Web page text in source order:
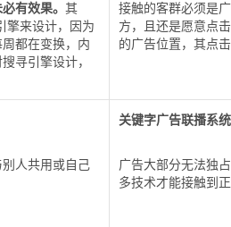
有效果。 其
擎来设计，因为
都在变换，内
寻引擎设计，
接触的客群必须是
方，且还是愿意点
的广告位置，其点
人共用或自己
关键字广告联播系统
广告大部分无法独
多技术才能接触到